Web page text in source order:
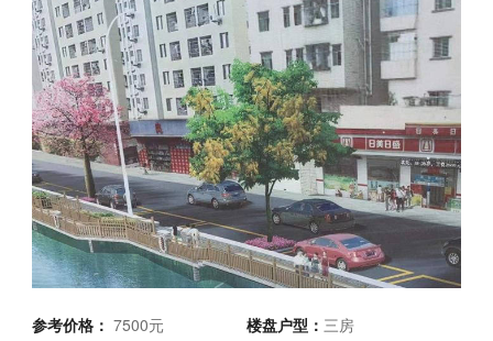
参考价格：7500元 楼盘户型： 三房